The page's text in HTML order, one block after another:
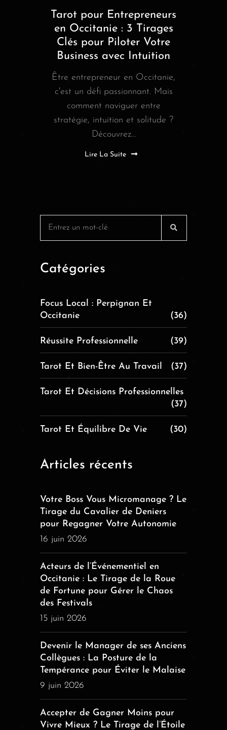
Tarot pour Entrepreneurs
en Occitanie : 3 Tirages
Clés pour Piloter Votre
Business avec Intuition
Être entrepreneur en Occitanie,
c'est un défi passionnant. Mais
comment naviguer entre
stratégie, intuition et solitude ?
Découvrez...
Lire La Suite
Catégories
Focus Local : Perpignan Et
Occitanie
(36)
Réussite Professionnelle (39)
Tarot Et Bien-Être Au Travail (37)
Tarot Et Décisions Professionnelles
(37)
Tarot Et Équilibre De Vie (30)
Articles récents
Votre Boss Vous Micromanage ? Le
Tirage du Cavalier de Deniers
pour Regagner Votre Autonomie
16 juin 2026
Acteurs de l’Événementiel en
Occitanie : Le Tirage de la Roue
de Fortune pour Gérer le Chaos
des Festivals
15 juin 2026
Devenir le Manager de ses Anciens
Collègues : La Posture de la
Tempérance pour Éviter le Malaise
9 juin 2026
Accepter de Gagner Moins pour
Vivre Mieux ? Le Tirage de l’Étoile